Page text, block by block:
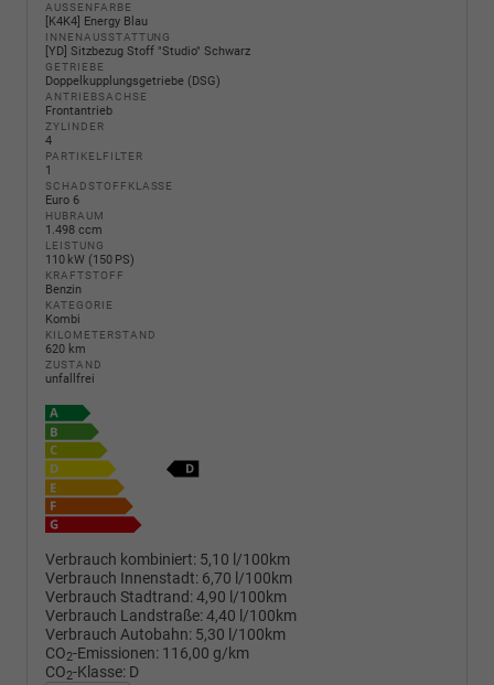
AUSSENFARBE
[K4K4] Energy Blau
INNENAUSSTATTUNG
[YD] Sitzbezug Stoff "Studio" Schwarz
GETRIEBE
Doppelkupplungsgetriebe (DSG)
ANTRIEBSACHSE
Frontantrieb
ZYLINDER
4
PARTIKELFILTER
1
SCHADSTOFFKLASSE
Euro 6
HUBRAUM
1.498 ccm
LEISTUNG
110 kW (150 PS)
KRAFTSTOFF
Benzin
KATEGORIE
Kombi
KILOMETERSTAND
620 km
ZUSTAND
unfallfrei
Verbrauch kombiniert: 5,10 l/100km
Verbrauch Innenstadt: 6,70 l/100km
Verbrauch Stadtrand:4,90 l/100km
Verbrauch Landstraße:4,40 l/100km
Verbrauch Autobahn: 5,30 l/100km
CO2-Emissionen: 116,00 g/km
CO2-Klasse: D